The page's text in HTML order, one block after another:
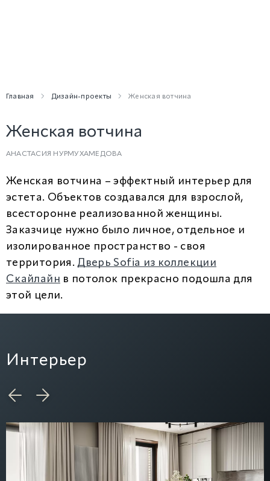
Главная Дизайн-проекты Женская вотчина
Женская вотчина
АНАСТАСИЯ НУРМУХАМЕДОВА
Женская вотчина – эффектный интерьер для
эстета. Объектов создавался для взрослой,
всесторонне реализованной женщины.
Заказчице нужно было личное, отдельное и
изолированное пространство - своя
территория. Дверь Sofia из коллекции
Скайлайн в потолок прекрасно подошла для
этой цели.
Интерьер